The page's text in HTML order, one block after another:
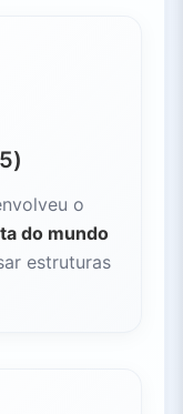
o
do mundo
estruturas